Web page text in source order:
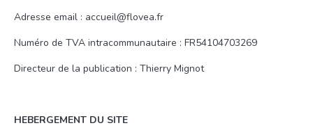
Adresse email : accueil@flovea.fr
Numéro de TVA intracommunautaire : FR54104703269
Directeur de la publication : Thierry Mignot
HEBERGEMENT DU SITE